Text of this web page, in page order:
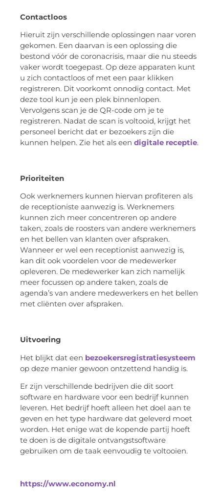
Contactloos
Hieruit zijn verschillende oplossingen naar voren
gekomen. Een daarvan is een oplossing die
bestond vóór de coronacrisis, maar die nu steeds
vaker wordt toegepast. Op deze apparaten kunt
u zich contactloos of met een paar klikken
registreren. Dit voorkomt onnodig contact. Met
deze tool kun je een plek binnenlopen.
Vervolgens scan je de QR-code om je te
registreren. Nadat de scan is voltooid, krijgt het
personeel bericht dat er bezoekers zijn die
kunnen helpen. Zie het als een digitale receptie.
Prioriteiten
Ook werknemers kunnen hiervan profiteren als
de receptioniste aanwezig is. Werknemers
kunnen zich meer concentreren op andere
taken, zoals de roosters van andere werknemers
en het bellen van klanten over afspraken.
Wanneer er wel een receptionist aanwezig is,
kan dit ook voordelen voor de medewerker
opleveren. De medewerker kan zich namelijk
meer focussen op andere taken, zoals de
agenda’s van andere medewerkers en het bellen
met cliënten over afspraken.
Uitvoering
Het blijkt dat een bezoekersregistratiesysteem
op deze manier gewoon ontzettend handig is.
Er zijn verschillende bedrijven die dit soort
software en hardware voor een bedrijf kunnen
leveren. Het bedrijf hoeft alleen het doel aan te
geven en het type hardware dat geleverd moet
worden. Het enige wat de kopende partij hoeft
te doen is de digitale ontvangstsoftware
gebruiken om de taak eenvoudig te voltooien.
https://www.economy.nl